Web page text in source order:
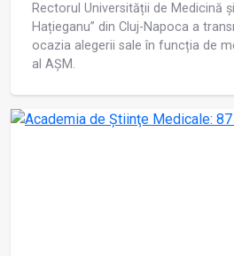
Rectorul Universității de Medicină
Hațieganu” din Cluj-Napoca a
ocazia alegerii sale în funcția de
al AȘM.